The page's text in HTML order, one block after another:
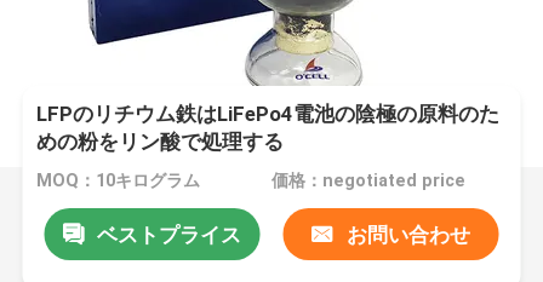
LFPのリチウム鉄はLiFePo4電池の陰極の原料のた
めの粉をリン酸で処理する
MOQ：10キログラム 価格：negotiated price
ベストプライス お問い合わせ